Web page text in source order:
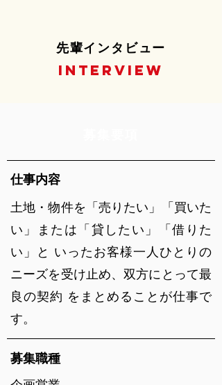
先輩インタビュー
INTERVIEW
仕事内容
土地・物件を「売りたい」「買いた
い」または「貸したい」「借りた
い」と いったお客様一人ひとりの
ニーズを受け止め、双方にとって最
良の契約 をまとめることが仕事で
す。
募集職種